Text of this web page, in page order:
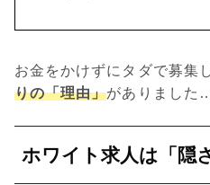
お金をかけずにタダで募集
りの「理由」がありました…
ホワイト求人は「隠